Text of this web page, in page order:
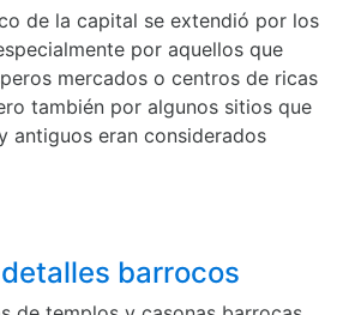
de la capital se extendió por los
por aquellos que
mercados o centros de ricas
también por algunos sitios que
antiguos eran considerados
barrocos